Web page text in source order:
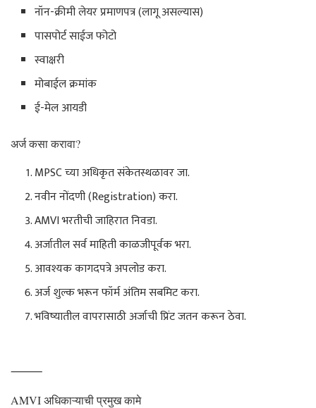
नॉन-क्रीमी लेयर प्रमाणपत्र (लागू असल्यास)
पासपोर्ट साईज फोटो
स्वाक्षरी
मोबाईल क्रमांक
ई-मेल आयडी
अर्ज कसा करावा?
MPSC च्या अधिकृत संकेतस्थळावर जा.
नवीन नोंदणी (Registration) करा.
AMVI भरतीची जाहिरात निवडा.
अर्जातील सर्व माहिती काळजीपूर्वक भरा.
आवश्यक कागदपत्रे अपलोड करा.
अर्ज शुल्क भरून फॉर्म अंतिम सबमिट करा.
भविष्यातील वापरासाठी अर्जाची प्रिंट जतन करून ठेवा.
⸻
AMVI अधिकाऱ्याची प्रमुख कामे